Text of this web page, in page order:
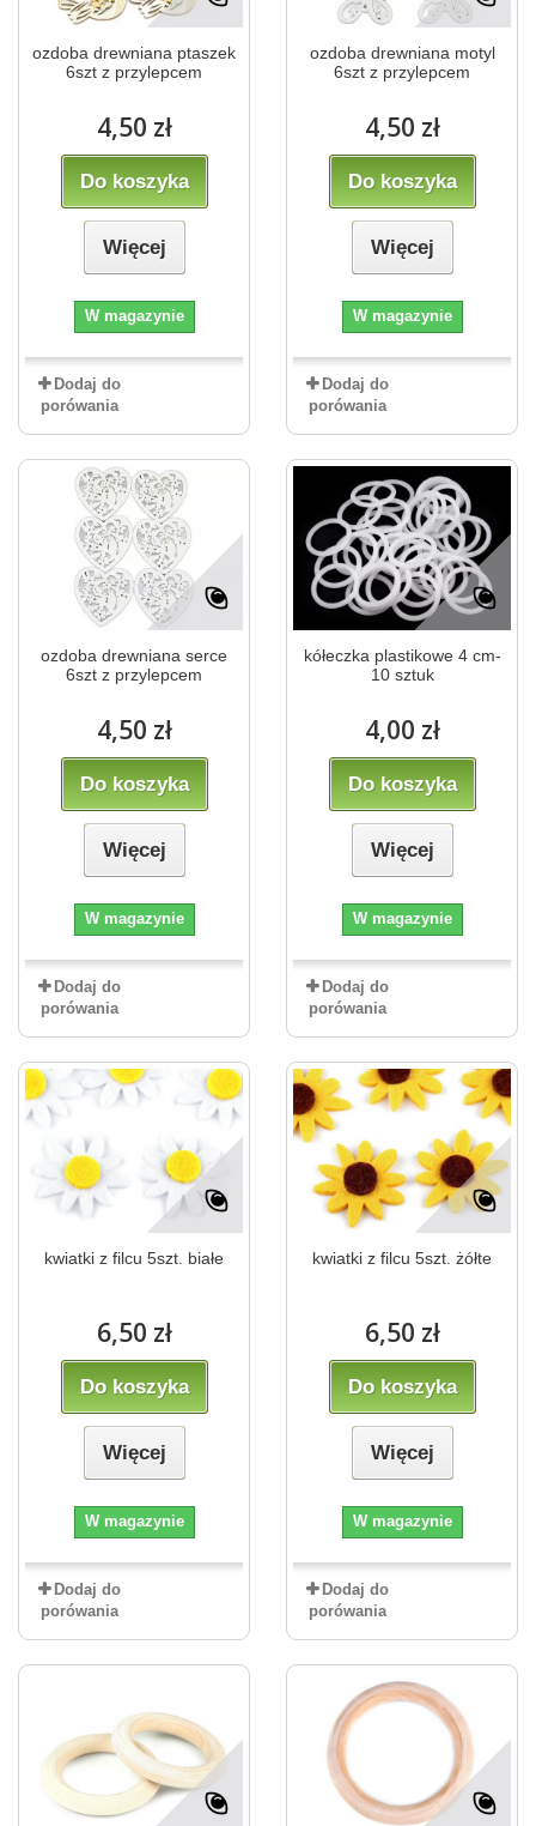
ozdoba drewniana ptaszek
6szt z przylepcem
4,50 zł
Do koszyka
Więcej
W magazynie
Dodaj do
porówania
ozdoba drewniana motyl
6szt z przylepcem
4,50 zł
Do koszyka
Więcej
W magazynie
Dodaj do
porówania
ozdoba drewniana serce
6szt z przylepcem
4,50 zł
Do koszyka
Więcej
W magazynie
Dodaj do
porówania
kółeczka plastikowe 4 cm-
10 sztuk
4,00 zł
Do koszyka
Więcej
W magazynie
Dodaj do
porówania
kwiatki z filcu 5szt. białe
6,50 zł
Do koszyka
Więcej
W magazynie
Dodaj do
porówania
kwiatki z filcu 5szt. żółte
6,50 zł
Do koszyka
Więcej
W magazynie
Dodaj do
porówania